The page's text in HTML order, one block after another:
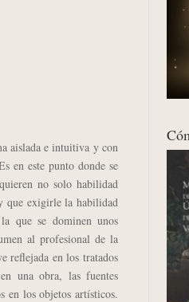
aislada e intuitiva y con
en este punto donde se
no solo habilidad
que exigirle la habilidad
que se dominen unos
al profesional de la
reflejada en los tratados
una obra, las fuentes
en los objetos artísticos.